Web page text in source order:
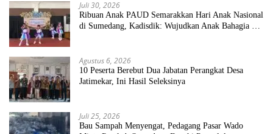
Juli 30, 2026
Ribuan Anak PAUD Semarakkan Hari Anak Nasional
di Sumedang, Kadisdik: Wujudkan Anak Bahagia dan
Agustus 6, 2026
10 Peserta Berebut Dua Jabatan Perangkat Desa
Jatimekar, Ini Hasil Seleksinya
Juli 25, 2026
Bau Sampah Menyengat, Pedagang Pasar Wado